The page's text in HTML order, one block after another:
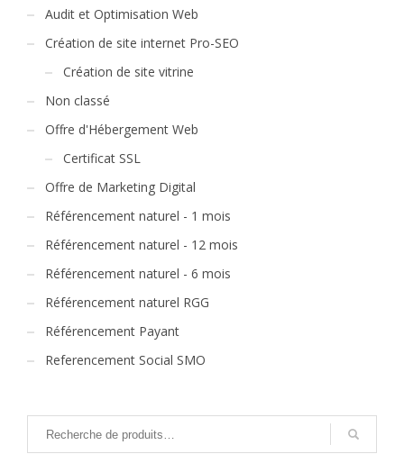
Audit et Optimisation Web
Création de site internet Pro-SEO
Création de site vitrine
Non classé
Offre d'Hébergement Web
Certificat SSL
Offre de Marketing Digital
Référencement naturel - 1 mois
Référencement naturel - 12 mois
Référencement naturel - 6 mois
Référencement naturel RGG
Référencement Payant
Referencement Social SMO